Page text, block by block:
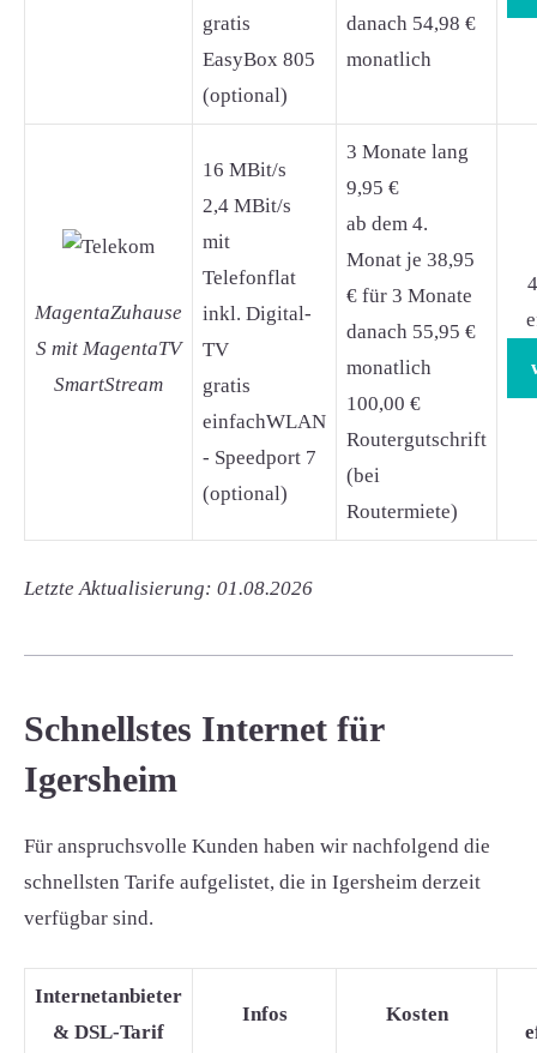
gratis
EasyBox 805
(optional)
danach 54,98 €
monatlich
MagentaZuhause
S mit MagentaTV
SmartStream
16 MBit/s
2,4 MBit/s
mit
Telefonflat
inkl. Digital-
TV
gratis
einfachWLAN
- Speedport 7
(optional)
3 Monate lang
9,95 €
ab dem 4.
Monat je 38,95
€ für 3 Monate
danach 55,95 €
monatlich
100,00 €
Routergutschrift
(bei
Routermiete)
Letzte Aktualisierung: 01.08.2026
Schnellstes Internet für
Igersheim
Für anspruchsvolle Kunden haben wir nachfolgend die
schnellsten Tarife aufgelistet, die in Igersheim derzeit
verfügbar sind.
Internetanbieter
& DSL-Tarif
Infos Kosten